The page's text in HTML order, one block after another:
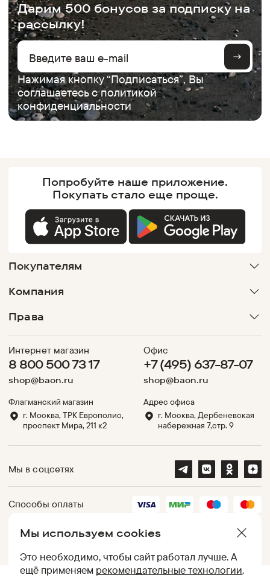
Дарим 500 бонусов за подписку на
рассылку!
Нажимая кнопку “Подписаться”, Вы
соглашаетесь сполитикой
конфиденциальности
Мы используем cookies
Это необходимо, чтобы сайт работал лучше. А
ещё применяем рекомендательные технологии.
Попробуйте наше приложение.
Покупатьстало еще проще.
Покупателям
Компания
Права
Интернет магазин
8 800 500 73 17
shop@baon.ru
Флагманский магазин
г. Москва, ТРК Европолис,
проспект Мира, 211 к2
Офис
+7 (495) 637-87-07
shop@baon.ru
Адрес офиса
г. Москва, Дербеневская
набережная 7,стр. 9
Мы в соцсетях
Способы оплаты
Партнеры